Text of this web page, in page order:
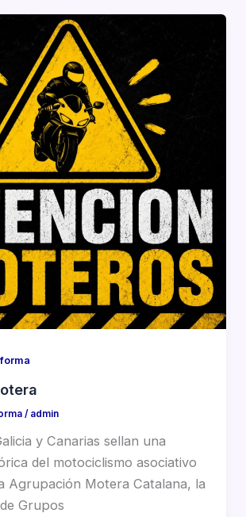
/ admin
y Canarias sellan una
del motociclismo asociativo
Agrupación Motera Catalana, la
Grupos